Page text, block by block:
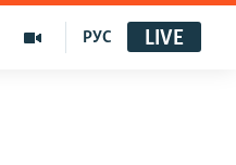
РУС LIVE